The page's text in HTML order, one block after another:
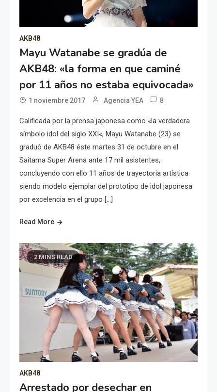
AKB48
Mayu Watanabe se gradúa de
AKB48: «la forma en que caminé
por 11 años no estaba equivocada»
1 noviembre 2017 Agencia YEA 8
Calificada por la prensa japonesa como «la verdadera
símbolo idol del siglo XXI«, Mayu Watanabe (23) se
graduó de AKB48 éste martes 31 de octubre en el
Saitama Super Arena ante 17 mil asistentes,
concluyendo con ello 11 años de trayectoria artística
siendo modelo ejemplar del prototipo de idol japonesa
por excelencia en el grupo […]
Read More
2 MINS READ
AKB48
Arrestado por desechar en